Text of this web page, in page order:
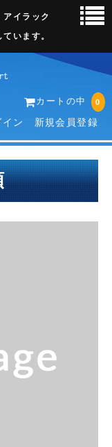
イラック
います。
カートの中 0
イン 新規会員登録